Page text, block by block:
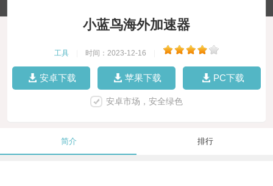
小蓝鸟海外加速器
工具 时间：2023-12-16
安卓下载 苹果下载 PC下载
安卓市场，安全绿色
简介 排行